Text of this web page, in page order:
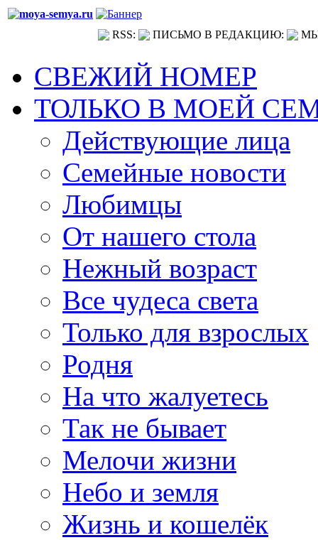
RSS: ПИСЬМО В РЕДАКЦИЮ:
СВЕЖИЙ НОМЕР
ТОЛЬКО В МОЕЙ
Действующие лица
Семейные новости
Любимцы
От нашего стола
Нежный возраст
Все чудеса света
Только для взрослых
Родня
На что жалуетесь
Так не бывает
Мелочи жизни
Небо и земля
Жизнь и кошелёк